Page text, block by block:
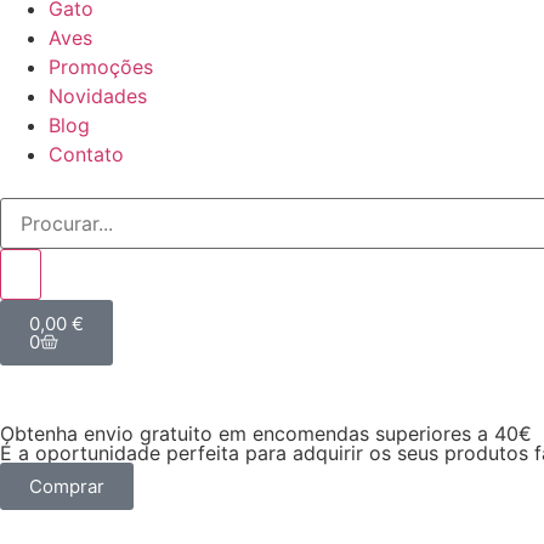
Gato
Aves
Promoções
Novidades
Blog
Contato
0,00 €
0
Obtenha envio gratuito em encomendas superiores a 40€
É a oportunidade perfeita para adquirir os seus produtos
Comprar